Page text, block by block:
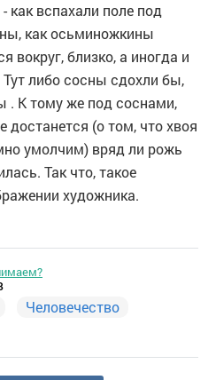
как вспахали поле под
как осьминожкины
вокруг, близко, а иногда и
либо сосны сдохли бы,
. К тому же под соснами,
достанется (о том, что хвоя
умолчим) вряд ли рожь
Так что, такое
художника.
Человечество